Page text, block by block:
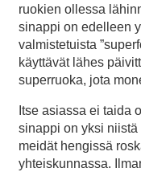
ruokien ollessa
sinappi on edelleen
valmistetuista
käyttävät lähes
superruoka, jota
Itse asiassa ei taida
sinappi on yksi
meidät hengissä
yhteiskunnassa.